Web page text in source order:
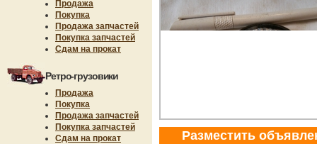
Продажа
Покупка
Продажа запчастей
Покупка запчастей
Сдам на прокат
Ретро-грузовики
Продажа
Покупка
Продажа запчастей
Покупка запчастей
Сдам на прокат
Разместить